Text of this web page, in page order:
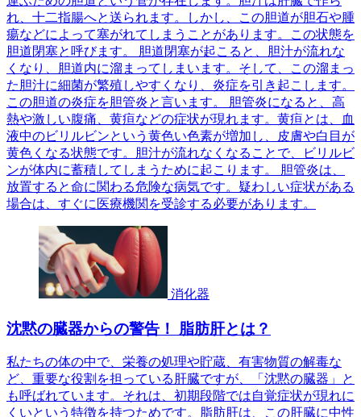
れ、十二指腸へと送られます。しかし、この胆道が胆石や腫
瘍などによって塞がれてしまうことがあります。この状態を
胆道閉塞と呼びます。 胆道閉塞が起こると、胆汁が流れな
くなり、胆道内に溜まってしまいます。そして、この溜まっ
た胆汁に細菌が繁殖しやすくなり、炎症を引き起こします。
この胆道の炎症を胆管炎と言います。 胆管炎になると、高
熱や激しい腹痛、黄疸などの症状が現れます。黄疸とは、血
液中のビリルビンという黄色い色素が増加し、皮膚や白目が
黄色くなる状態です。胆汁が流れなくなることで、ビリルビ
ンが体内に蓄積してしまうために起こります。 胆管炎は、
放置すると命に関わる危険な病気です。疑わしい症状がある
場合は、すぐに医療機関を受診する必要があります。
消化器
沈黙の臓器からの警告！ 脂肪肝とは？
私たちの体の中で、栄養の処理や貯蔵、有害物質の解毒な
ど、重要な役割を担っている肝臓ですが、「沈黙の臓器」と
も呼ばれています。それは、初期段階では自覚症状が現れに
くいという特徴を持つためです。脂肪肝は、この肝臓に中性